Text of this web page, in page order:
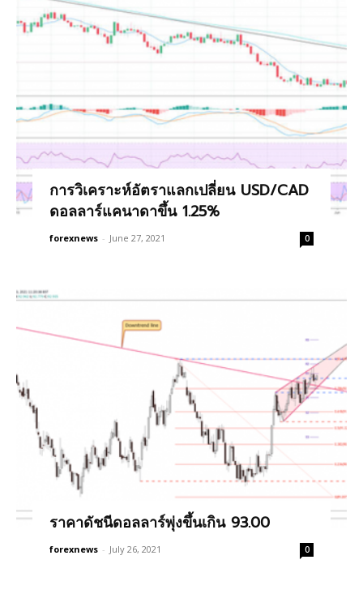
การวิเคราะห์อัตราแลกเปลี่ยน USD/CAD
ดอลลาร์แคนาดาขึ้น 1.25%
forexnews - June 27, 2021 0
ราคาดัชนีดอลลาร์พุ่งขึ้นเกิน 93.00
forexnews - July 26, 2021 0